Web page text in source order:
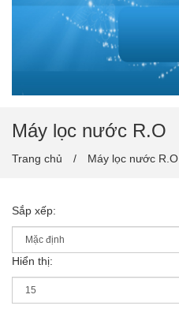
Máy lọc nước R.O
Trang chủ Máy lọc nước R.O
Sắp xếp:
Hiển thị: